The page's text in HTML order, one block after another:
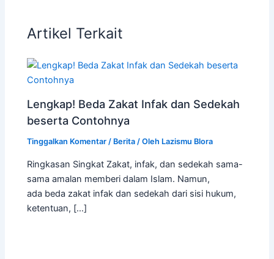
Artikel Terkait
Lengkap! Beda Zakat Infak dan Sedekah
beserta Contohnya
Tinggalkan Komentar / Berita / Oleh Lazismu Blora
Ringkasan Singkat Zakat, infak, dan sedekah sama-
sama amalan memberi dalam Islam. Namun,
ada beda zakat infak dan sedekah dari sisi hukum,
ketentuan, […]